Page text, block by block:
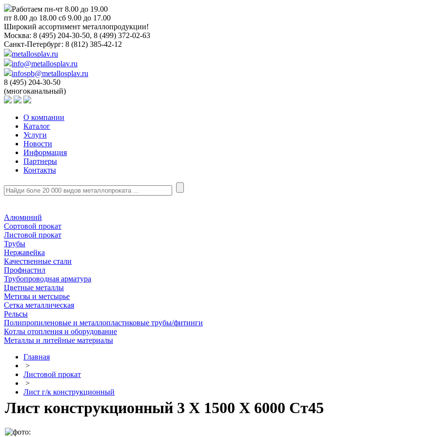
Работаем пн-чт 8.00 до 19.00
пт 8.00 до 18.00 сб 9.00 до 17.00
Широкий ассортимент металлопродукции!
Москва: 8 (495) 204-30-50, 8 (499) 372-02-63
Санкт-Петербург: 8 (812) 385-42-12
metallosplav.ru
info@metallosplav.ru
infospb@metallosplav.ru
8 (495) 204-30-50
(многоканальный)
О компании
Каталог
Услуги
Новости
Информация
Партнеры
Контакты
Алюминий
Сортовой прокат
Листовой прокат
Трубы
Нержавейка
Качественные стали
Профнастил
Трубопроводная арматура
Цветные металлы
Метизы и метсырье
Сетка металлическая
Рельсы
Полипропиленовые и металлопластиковые трубы/фитинги
Котлы отопления и оборудование
Металлы и литейные материалы
Главная
>
Листовой прокат
>
Лист г/к конструкционный
Лист конструкционный 3 Х 1500 Х 6000 Ст45